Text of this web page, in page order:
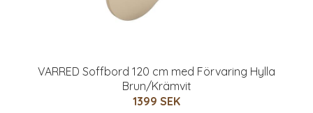
VARRED Soffbord 120 cm med Förvaring Hylla
Brun/Krämvit
1399 SEK